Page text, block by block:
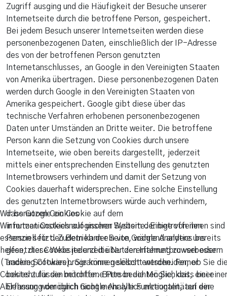
Zugriff ausging und die Häufigkeit der Besuche unserer
Internetseite durch die betroffene Person, gespeichert.
Bei jedem Besuch unserer Internetseiten werden diese
personenbezogenen Daten, einschließlich der IP-Adresse
des von der betroffenen Person genutzten
Internetanschlusses, an Google in den Vereinigten Staaten
von Amerika übertragen. Diese personenbezogenen Daten
werden durch Google in den Vereinigten Staaten von
Amerika gespeichert. Google gibt diese über das
technische Verfahren erhobenen personenbezogenen
Daten unter Umständen an Dritte weiter. Die betroffene
Person kann die Setzung von Cookies durch unsere
Internetseite, wie oben bereits dargestellt, jederzeit
mittels einer entsprechenden Einstellung des genutzten
Internetbrowsers verhindern und damit der Setzung von
Cookies dauerhaft widersprechen. Eine solche Einstellung
des genutzten Internetbrowsers würde auch verhindern,
dass Google ein Cookie auf dem
informationstechnologischen System der betroffenen
Person setzt. Zudem kann ein von Google Analytics bereits
gesetzter Cookie jederzeit über den Internetbrowser oder
andere Softwareprogramme gelöscht werden. Ferner
besteht für die betroffene Person die Möglichkeit, einer
Erfassung der durch Google Analytics erzeugten, auf eine
Wir benutzen Cookies
Wir nutzen Cookies auf unserer Website. Einige von ihnen sind
essenziell für den Betrieb der Seite, während andere uns
helfen, diese Website und die Nutzererfahrung zu verbessern
(Tracking Cookies). Sie können selbst entscheiden, ob Sie
Cookies zulassen möchten. Bitte beachten Sie, dass bei einer
Ablehnung womöglich nicht mehr alle Funktionalitäten der